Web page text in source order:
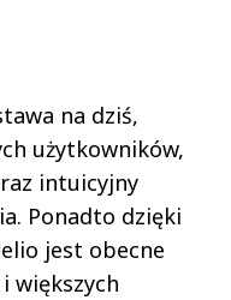
na dziś,
użytkowników,
intuicyjny
Ponadto dzięki
jest obecne
większych